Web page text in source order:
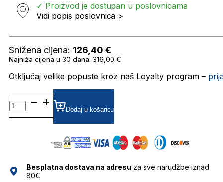
✓ Proizvod je dostupan u poslovnicama
Vidi popis poslovnica >
Snižena cijena: 126,40 €
Najniža cijena u 30 dana: 316,00 €
Otključaj velike popuste kroz naš Loyalty program –
TH1799/S SUNČANE
NAOČALE
TOMMY
Dodaj u košaricu
Besplatna dostava na adresu za sve narudžbe iznad
80€